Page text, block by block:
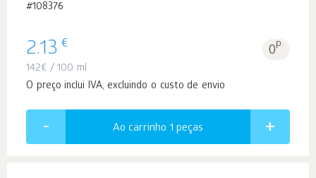
#108376
2.13 € 0p.
142€ / 100 ml
O preço inclui IVA, excluindo o custo de envio
Ao carrinho 1 peças